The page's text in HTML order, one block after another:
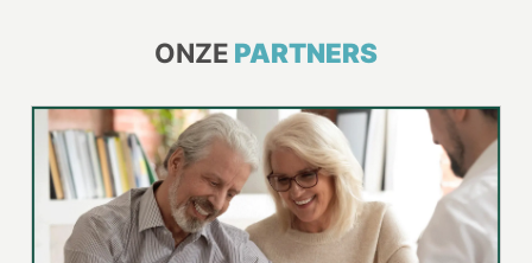
ONZE PARTNERS